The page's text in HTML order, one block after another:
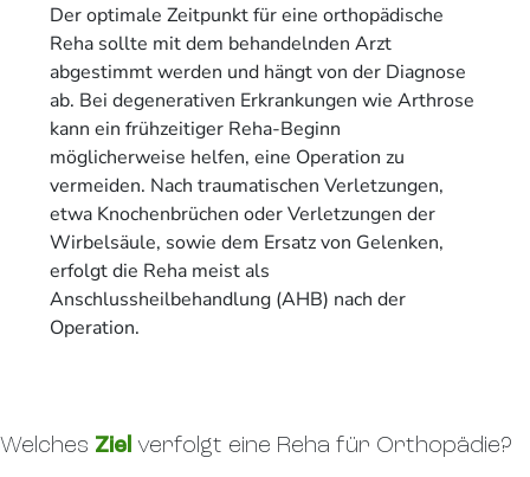
Der optimale Zeitpunkt für eine orthopädische
Reha sollte mit dem behandelnden Arzt
abgestimmt werden und hängt von der Diagnose
ab. Bei degenerativen Erkrankungen wie Arthrose
kann ein frühzeitiger Reha-Beginn
möglicherweise helfen, eine Operation zu
vermeiden. Nach traumatischen Verletzungen,
etwa Knochenbrüchen oder Verletzungen der
Wirbelsäule, sowie dem Ersatz von Gelenken,
erfolgt die Reha meist als
Anschlussheilbehandlung (AHB) nach der
Operation.
Welches Ziel verfolgt eine Reha für Orthopädie?